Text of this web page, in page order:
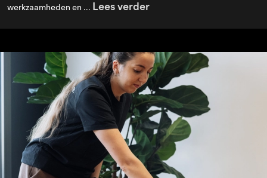
werkzaamheden en ... Lees verder